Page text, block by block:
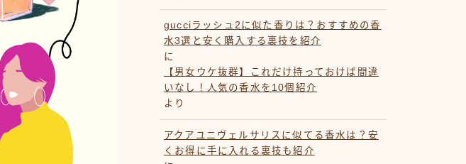
gucciラッシュ2に似た香りは？おすすめの香
水3選と安く購入する裏技を紹介
に
【男女ウケ抜群】これだけ持っておけば間違
いなし！人気の香水を10個紹介
より
アクアユニヴェルサリスに似てる香水は？安
くお得に手に入れる裏技も紹介